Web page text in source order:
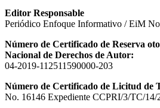
Editor Responsable
Periódico Enfoque Informativo / EiM
Número de Certificado de Reserva
Nacional de Derechos de Autor:
04-2019-112511590000-203
Número de Certificado de Licitud de
No. 16146 Expediente CCPRI/3/TC/14/